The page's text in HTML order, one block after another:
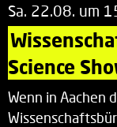
Sa. 22.08. um
Science
Wenn in Aachen